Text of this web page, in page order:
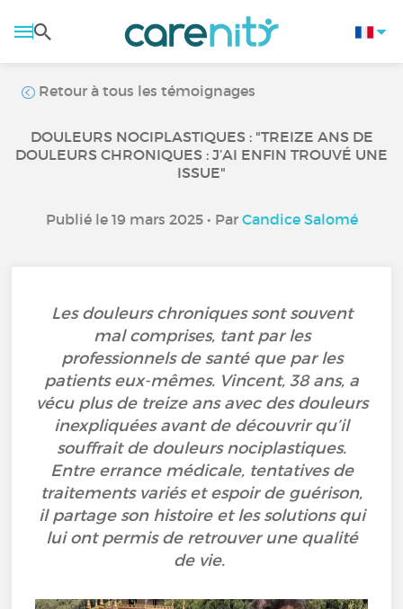
Retour à tous les témoignages
DOULEURS NOCIPLASTIQUES : "TREIZE ANS DE
DOULEURS CHRONIQUES : J’AI ENFIN TROUVÉ UNE
ISSUE"
Publié le 19 mars 2025 • Par Candice Salomé
Les douleurs chroniques sont souvent
mal comprises, tant par les
professionnels de santé que par les
patients eux-mêmes. Vincent, 38 ans, a
vécu plus de treize ans avec des douleurs
inexpliquées avant de découvrir qu’il
souffrait de douleurs nociplastiques.
Entre errance médicale, tentatives de
traitements variés et espoir de guérison,
il partage son histoire et les solutions qui
lui ont permis de retrouver une qualité
de vie.